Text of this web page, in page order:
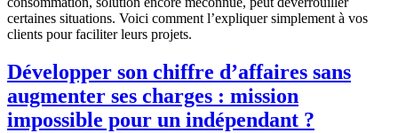
certaines situations. Voici comment l’expliquer simplement à vos
clients pour faciliter leurs projets.
Développer son chiffre d’affaires sans
augmenter ses charges : mission
impossible pour un indépendant ?